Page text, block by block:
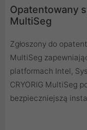
Opatentowany
MultiSeg
Zgłoszony do
MultiSeg
platformach Intel,
CRYORIG MultiSeg
bezpieczniejszą